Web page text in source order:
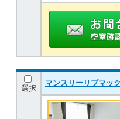
選択
マンスリーリブマッ